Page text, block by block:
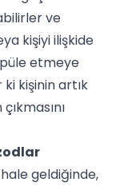
ve
kişiyi ilişkide
etmeye
kişinin artık
geldiğinde,